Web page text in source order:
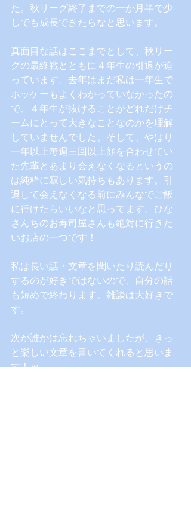
た。秋リーグ終了までの一か月半で少
しでも成長できたらなと思います。
真面目な話はここまでとして、秋リー
グの最終戦とともに４年生の引退が迫
っています。去年はまだ私は一年生で
ホッケーもよくわかっていなかったの
で、４年生が抜けることがどれだけチ
ームにとって大きなことなのかを理解
していませんでした。そして、やはり
一年以上毎週三回以上顔を合わせてい
た先輩とあまり会えなくなるというの
は純粋に寂しい気持ちもあります。引
退して会えなくなる前にみんなでご飯
に行けたらいいなと思ってます。ひな
さんちのお寿司屋さんも絶対に行きた
いお店の一つです！
私は長い話・文章を聞いたり読んだり
するのが好きではないので、自分の話
も短めで終わります。雑談は大好きで
す。
次が誰かは忘れちゃいましたが、きっ
と楽しい文章を書いてくれると思いま
す！ｗ